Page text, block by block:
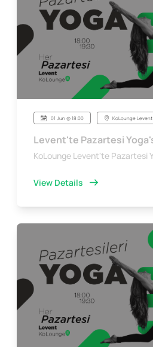
01 Jun @ 18:00 KoLounge Levent
Levent'te Pazartesi
KoLounge Levent'te Pazartesi
View Details